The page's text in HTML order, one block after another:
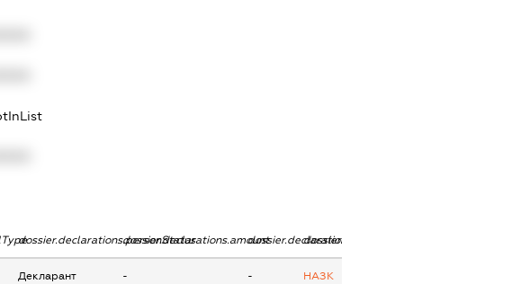
dossier.declarations.personStatusdossier.declarations.amountdossier.declarations.currency
dossier.declarations.source
Декларант - - НАЗК